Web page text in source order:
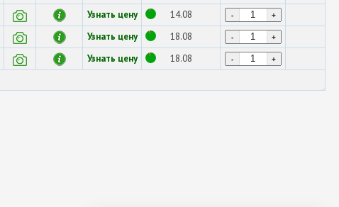
Узнать цену 14.08 - +
Узнать цену 18.08 - +
Узнать цену 18.08 - +